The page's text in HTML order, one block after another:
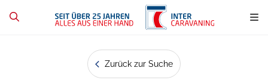
Zurück zur Suche